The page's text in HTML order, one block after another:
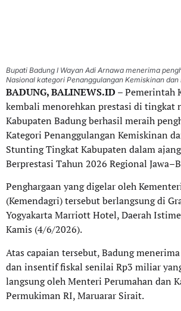
Bupati Badung I Wayan Adi Arnawa menerima
Nasional kategori Penanggulangan Kemiskinan dan
BADUNG, BALINEWS.ID– Pemerintah
kembali menorehkan prestasi di tingkat
Kabupaten Badung berhasil meraih
Kategori Penanggulangan Kemiskinan
Stunting Tingkat Kabupaten dalam
Berprestasi Tahun 2026 Regional
Penghargaan yang digelar oleh
(Kemendagri) tersebut berlangsung di
Yogyakarta Marriott Hotel, Daerah
Kamis (4/6/2026).
Atas capaian tersebut, Badung
dan insentif fiskal senilai Rp3 miliar
langsung oleh Menteri Perumahan dan
Permukiman RI, Maruarar Sirait.